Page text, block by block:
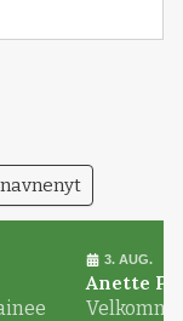
3. AUG.
Anette